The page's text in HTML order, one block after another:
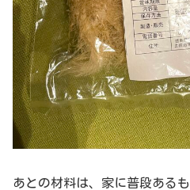
あとの材料は、家に普段ある